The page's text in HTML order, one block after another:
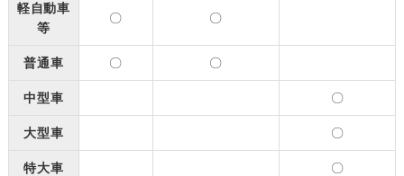
軽自動車
等
〇 〇
普通車 〇 〇
中型車 〇
大型車 〇
特大車 〇